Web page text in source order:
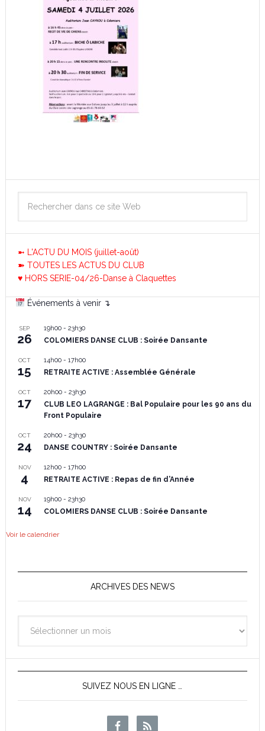
➼ L'ACTU DU MOIS (juillet-août)
➽ TOUTES LES ACTUS DU CLUB
♥ HORS SERIE-04/26-Danse à Claquettes
Événements à venir ↴
SEP
26
19h00- 23h30
COLOMIERS DANSE CLUB : Soirée Dansante
OCT
15
14h00- 17h00
RETRAITE ACTIVE : Assemblée Générale
OCT
17
20h00- 23h30
CLUB LEO LAGRANGE : Bal Populaire pour les 90 ans du
Front Populaire
OCT
24
20h00- 23h30
DANSE COUNTRY : Soirée Dansante
NOV
4
12h00- 17h00
RETRAITE ACTIVE : Repas de fin d’Année
NOV
14
19h00- 23h30
COLOMIERS DANSE CLUB : Soirée Dansante
Voir le calendrier
ARCHIVES DES NEWS
des
News
SUIVEZ NOUS EN LIGNE …